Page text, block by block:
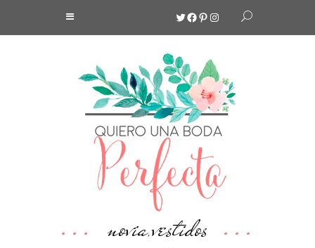
Twitter
Facebook
Pinterest
Instagram
novia,vestidos